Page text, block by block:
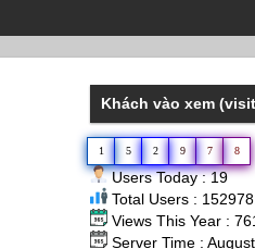
Khách vào xem
1 5 2 9 7 8
Users Today : 19
Total Users :
Views This Year :
Server Time :